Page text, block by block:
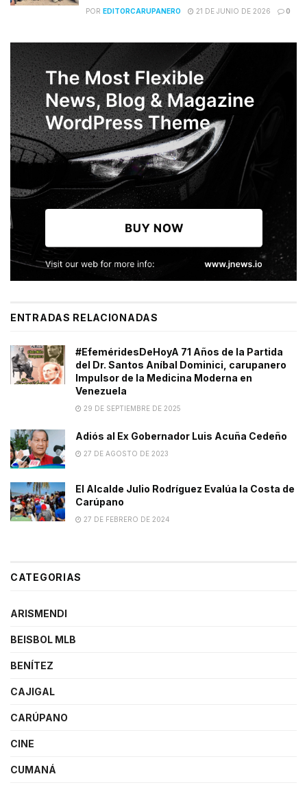
POR EDITORCARUPANERO 21 DE JUNIO DE 2026 0
ENTRADAS RELACIONADAS
#EfeméridesDeHoyA 71 Años de la Partida
del Dr. Santos Aníbal Dominici, carupanero
Impulsor de la Medicina Moderna en
Venezuela
29 DE SEPTIEMBRE DE 2025
Adiós al Ex Gobernador Luis Acuña Cedeño
27 DE AGOSTO DE 2023
El Alcalde Julio Rodríguez Evalúa la Costa de
Carúpano
27 DE FEBRERO DE 2024
CATEGORIAS
ARISMENDI
BEISBOL MLB
BENÍTEZ
CAJIGAL
CARÚPANO
CINE
CUMANÁ